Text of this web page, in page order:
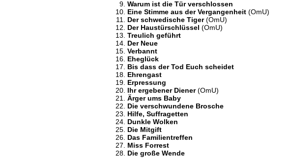
Warum ist die Tür verschlossen
Eine Stimme aus der Vergangenheit (OmU)
Der schwedische Tiger(OmU)
Der Haustürschlüssel (OmU)
Treulich geführt
Der Neue
Verbannt
Eheglück
Bis dass der Tod Euch scheidet
Ehrengast
Erpressung
Ihr ergebener Diener(OmU)
Ärger ums Baby
Die verschwundene Brosche
Hilfe, Suffragetten
Dunkle Wolken
Die Mitgift
Das Familientreffen
Miss Forrest
Die große Wende